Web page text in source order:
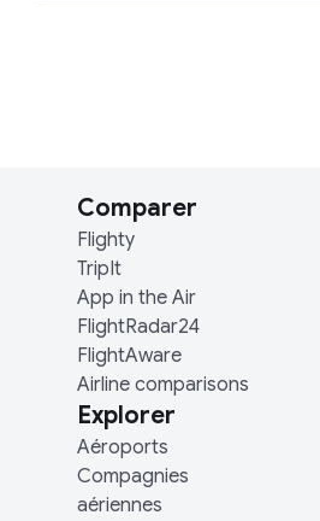
Comparer
Flighty
TripIt
App in the Air
FlightRadar24
FlightAware
Airline comparisons
Explorer
Aéroports
Compagnies
aériennes